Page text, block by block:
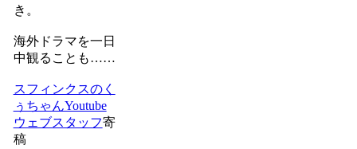
き。
海外ドラマを一日
中観ることも……
スフィンクスのく
ぅちゃんYoutube
ウェブスタッフ寄
稿